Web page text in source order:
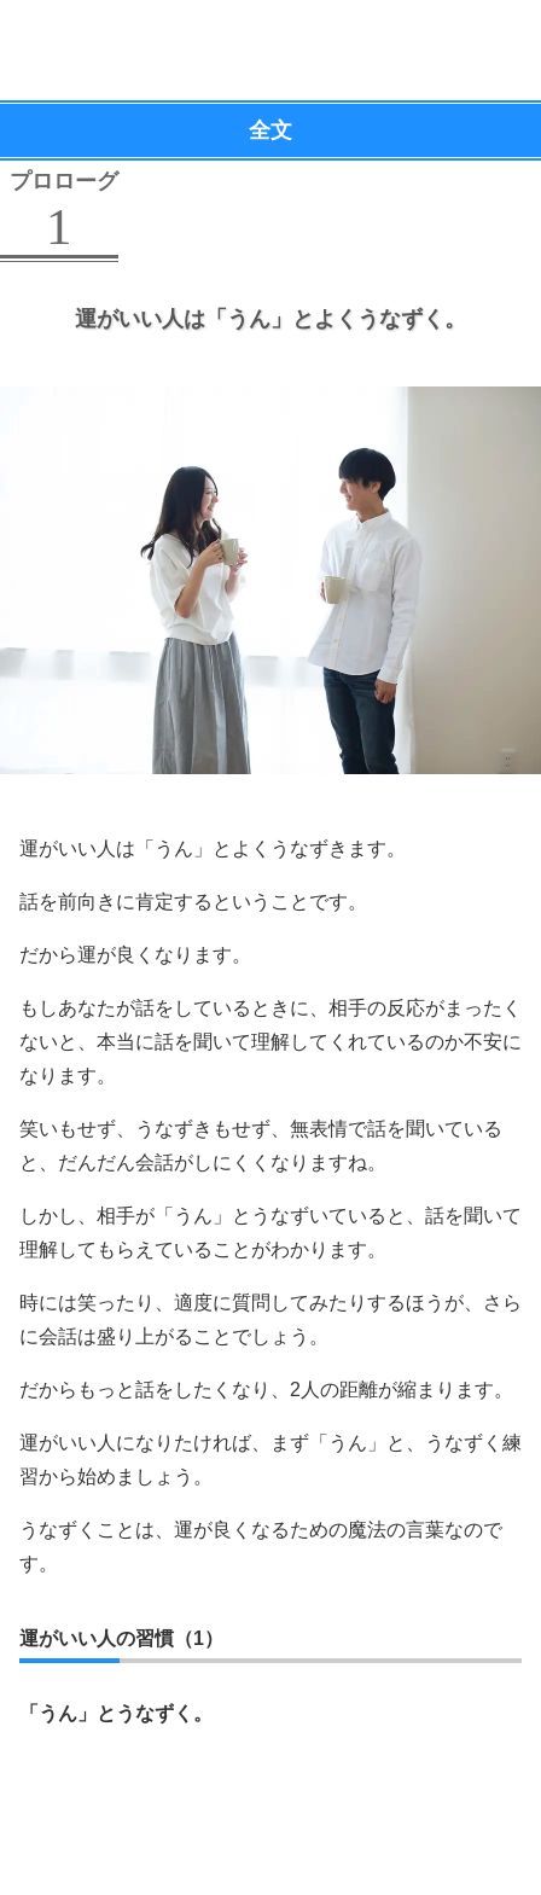
全文
プロローグ
1
運がいい人は 「うん」とよくうなずく。
運がいい人は「うん」とよくうなずきます。
話を前向きに肯定するということです。
だから運が良くなります。
もしあなたが話をしているときに、相手の反応がまったく
ないと、本当に話を聞いて理解してくれているのか不安に
なります。
笑いもせず、うなずきもせず、無表情で話を聞いている
と、だんだん会話がしにくくなりますね。
しかし、相手が「うん」とうなずいていると、話を聞いて
理解してもらえていることがわかります。
時には笑ったり、適度に質問してみたりするほうが、さら
に会話は盛り上がることでしょう。
だからもっと話をしたくなり、2人の距離が縮まります。
運がいい人になりたければ、まず「うん」と、うなずく練
習から始めましょう。
うなずくことは、運が良くなるための魔法の言葉なので
す。
運がいい人の習慣（1）
「うん」とうなずく。